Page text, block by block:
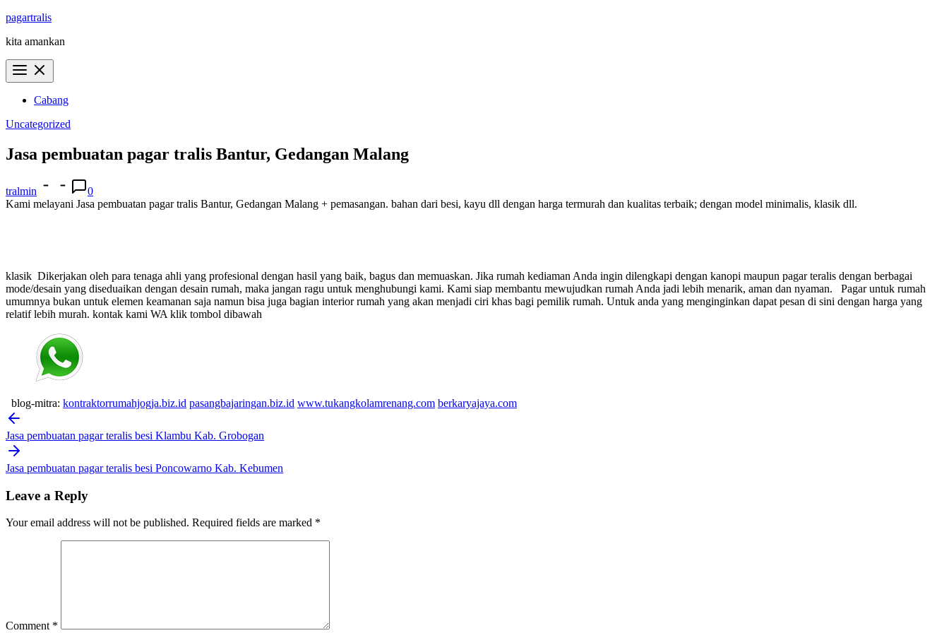
Skip
content
pagartralis
kita amankan
Cabang
Uncategorized
Jasa pembuatan pagar tralis Bantur, Gedangan Malang
tralmin
0
Kami melayani Jasa pembuatan pagar tralis Bantur, Gedangan Malang + pemasangan. bahan dari besi, kayu dll dengan harga termurah dan kualitas terbaik; dengan model minimalis, klasik dll.
klasik Dikerjakan oleh para tenaga ahli yang profesional dengan hasil yang baik, bagus dan memuaskan. Jika rumah kediaman Anda ingin dilengkapi dengan kanopi maupun pagar teralis dengan berbagai
mode/desain yang diseduaikan dengan desain rumah, maka jangan ragu untuk menghubungi kami. Kami siap membantu mewujudkan rumah Anda jadi lebih menarik, aman dan nyaman.
Pagar untuk rumah
umumnya bukan untuk elemen keamanan saja namun bisa juga bagian interior rumah yang akan menjadi ciri khas bagi pemilik rumah. Untuk anda yang menginginkan dapat pesan di sini dengan harga yang
relatif lebih murah. kontak kami WA klik tombol dibawah
blog-mitra: kontraktorrumahjogja.biz.id pasangbajaringan.biz.id www.tukangkolamrenang.com berkaryajaya.com
Post
navigation
Jasa pembuatan pagar teralis besi Klambu Kab. Grobogan
Jasa pembuatan pagar teralis besi Poncowarno Kab. Kebumen
Leave a Reply
Your email address will not be published. Required fields are marked *
Comment *